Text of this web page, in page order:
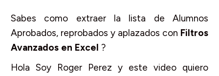
Sabes como extraer la lista de Alumnos
Aprobados, reprobados y aplazados con Filtros
Avanzados en Excel ?
Hola Soy Roger Perez y este video quiero